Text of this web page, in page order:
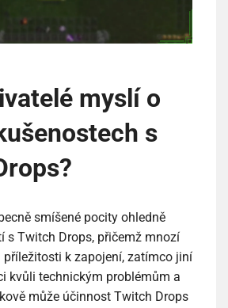
myslí o
s
smíšené pocity ohledně
s Twitch Drops, přičemž mnozí
příležitosti k zapojení, zatímco jiní
kvůli technickým problémům a
může účinnost Twitch Drops